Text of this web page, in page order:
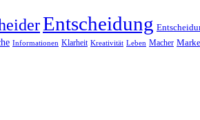
Entscheidung
Informationen Klarheit Kreativität Leben Macher